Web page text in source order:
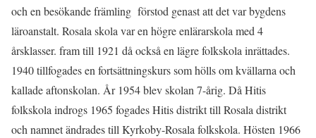
och en besökande främling förstod genast att det var bygdens
läroanstalt. Rosala skola var en högre enlärarskola med 4
årsklasser. fram till 1921 då också en lägre folkskola inrättades.
1940 tillfogades en fortsättningskurs som hölls om kvällarna och
kallade aftonskolan. År 1954 blev skolan 7-årig. Då Hitis
folkskola indrogs 1965 fogades Hitis distrikt till Rosala distrikt
och namnet ändrades till Kyrkoby-Rosala folkskola. Hösten 1966